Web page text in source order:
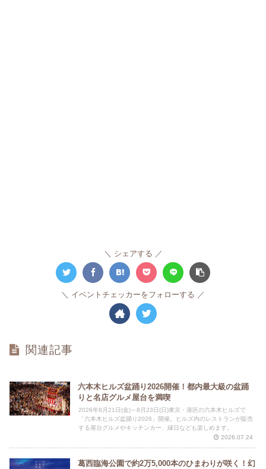
シェアする
イベントチェッカーをフォローする
関連記事
六本木ヒルズ盆踊り2026開催！都内最大級の盆踊
りと名店グルメ屋台を満喫
2026年8月21日(金)～8月23日(日)東京・港区の六本木ヒルズで
「六本木ヒルズ盆踊り2026」開催。ヒルズ内のレストランが販売
する屋台グルメやキッチンカー、縁日なども楽しめます。
2026.07.24
葛西臨海公園で約2万5,000本のひまわりが咲く！幻